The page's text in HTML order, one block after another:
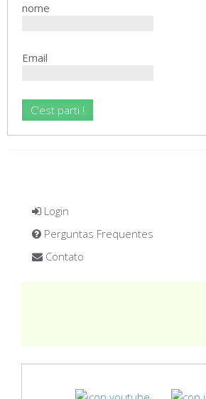
nome
Email
Login
Perguntas Frequentes
Contato